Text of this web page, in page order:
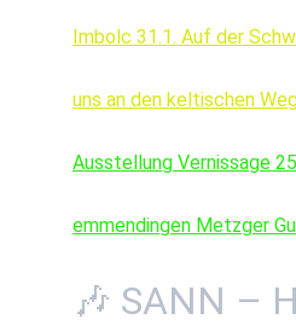
Imbolc 31.1. Auf der
uns an den keltischen
Ausstellung Vernissage
emmendingen Metzger
🎶 SANN –